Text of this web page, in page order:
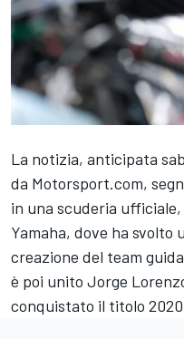
La notizia, anticipata
da Motorsport.com,
in una scuderia
Yamaha, dove ha svolto
creazione del team
è poi unito Jorge
conquistato il titolo